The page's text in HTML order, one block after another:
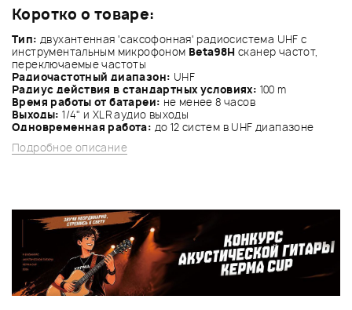
Коротко о товаре:
Тип: двухантенная 'саксофонная' радиосистема UHF с
инструментальным микрофоном Beta98H сканер частот,
переключаемые частоты
Радиочастотный диапазон: UHF
Радиус действия в стандартных условиях: 100 m
Время работы от батареи: не менее 8 часов
Выходы: 1/4" и XLR аудио выходы
Одновременная работа: до 12 систем в UHF диапазоне
Подробное описание